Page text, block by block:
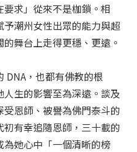
求」從來不是枷鎖。相
潮州女性出眾的能力與超
舞台上走得更穩、更遠。
DNA，也都有佛教的根
生的影響至為深遠。談及
恩師、被譽為佛門泰斗的
有幸追隨恩師，三十載的
她心中「一個清晰的榜